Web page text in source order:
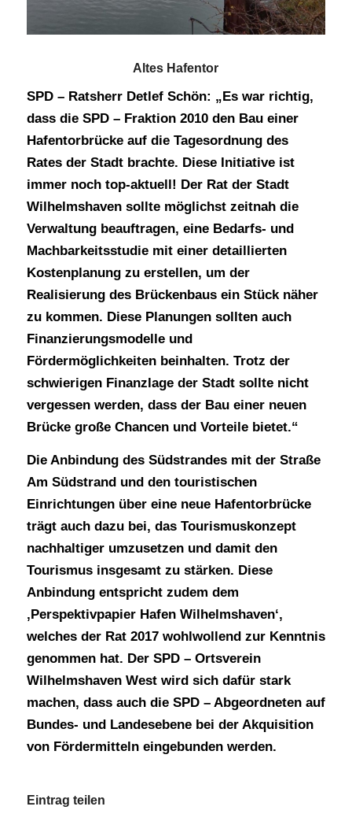
Altes Hafentor
SPD – Ratsherr Detlef Schön: „Es war richtig,
dass die SPD – Fraktion 2010 den Bau einer
Hafentorbrücke auf die Tagesordnung des
Rates der Stadt brachte. Diese Initiative ist
immer noch top-aktuell! Der Rat der Stadt
Wilhelmshaven sollte möglichst zeitnah die
Verwaltung beauftragen, eine Bedarfs- und
Machbarkeitsstudie mit einer detaillierten
Kostenplanung zu erstellen, um der
Realisierung des Brückenbaus ein Stück näher
zu kommen. Diese Planungen sollten auch
Finanzierungsmodelle und
Fördermöglichkeiten beinhalten. Trotz der
schwierigen Finanzlage der Stadt sollte nicht
vergessen werden, dass der Bau einer neuen
Brücke große Chancen und Vorteile bietet.“
Die Anbindung des Südstrandes mit der Straße
Am Südstrand und den touristischen
Einrichtungen über eine neue Hafentorbrücke
trägt auch dazu bei, das Tourismuskonzept
nachhaltiger umzusetzen und damit den
Tourismus insgesamt zu stärken. Diese
Anbindung entspricht zudem dem
‚Perspektivpapier Hafen Wilhelmshaven‘,
welches der Rat 2017 wohlwollend zur Kenntnis
genommen hat. Der SPD – Ortsverein
Wilhelmshaven West wird sich dafür stark
machen, dass auch die SPD – Abgeordneten auf
Bundes- und Landesebene bei der Akquisition
von Fördermitteln eingebunden werden.
Eintrag teilen